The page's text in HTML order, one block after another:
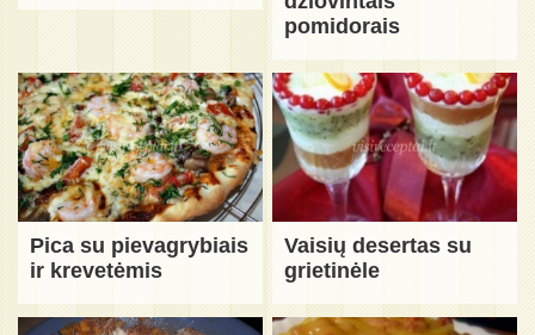
pomidorais
Pica su pievagrybiais
ir krevetėmis
Vaisių desertas su
grietinėle